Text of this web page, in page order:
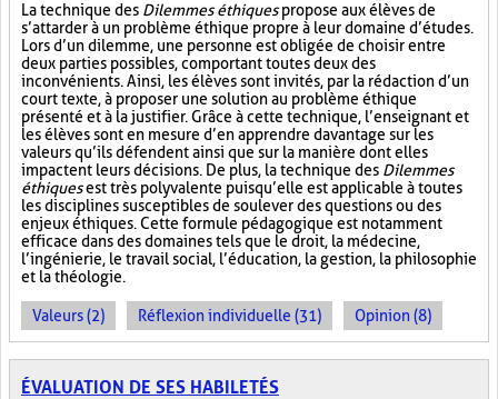
La technique des Dilemmes éthiquespropose aux élèves de
s’attarder à un problème éthique propre à leur domaine d’études.
Lors d’un dilemme, une personne est obligée de choisir entre
deux parties possibles, comportant toutes deux des
inconvénients. Ainsi, les élèves sont invités, par la rédaction d’un
court texte, à proposer une solution au problème éthique
présenté et à la justifier. Grâce à cette technique, l’enseignant et
les élèves sont en mesure d’en apprendre davantage sur les
valeurs qu’ils défendent ainsi que sur la manière dont elles
impactent leurs décisions. De plus, la technique des Dilemmes
éthiquesest très polyvalente puisqu’elle est applicable à toutes
les disciplines susceptibles de soulever des questions ou des
enjeux éthiques. Cette formule pédagogique est notamment
efficace dans des domaines tels que le droit, la médecine,
l’ingénierie, le travail social, l’éducation, la gestion, la philosophie
et la théologie.
Valeurs (2) Réflexion individuelle (31) Opinion (8)
ÉVALUATION DE SES HABILETÉS